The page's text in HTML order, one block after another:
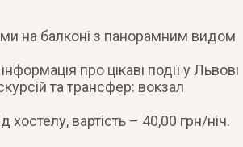
на балконі з панорамним видом
про цікаві події у Львові
та трансфер: вокзал
вартість – 40,00 грн/ніч.